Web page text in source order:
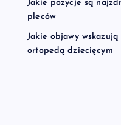
Jakie pozycje są
pleców
Jakie objawy
ortopedą dziecięcym